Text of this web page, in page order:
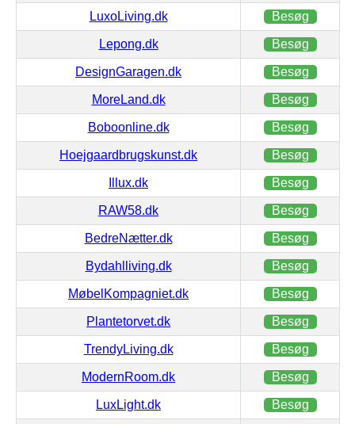
LuxoLiving.dk Besøg
Lepong.dk Besøg
DesignGaragen.dk Besøg
MoreLand.dk Besøg
Boboonline.dk Besøg
Hoejgaardbrugskunst.dk Besøg
Illux.dk Besøg
RAW58.dk Besøg
BedreNætter.dk Besøg
Bydahlliving.dk Besøg
MøbelKompagniet.dk Besøg
Plantetorvet.dk Besøg
TrendyLiving.dk Besøg
ModernRoom.dk Besøg
LuxLight.dk Besøg